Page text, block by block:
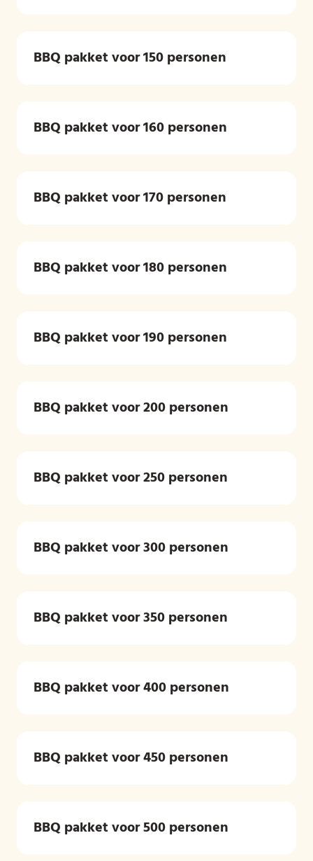
BBQ pakket voor 150 personen
BBQ pakket voor 160 personen
BBQ pakket voor 170 personen
BBQ pakket voor 180 personen
BBQ pakket voor 190 personen
BBQ pakket voor 200 personen
BBQ pakket voor 250 personen
BBQ pakket voor 300 personen
BBQ pakket voor 350 personen
BBQ pakket voor 400 personen
BBQ pakket voor 450 personen
BBQ pakket voor 500 personen